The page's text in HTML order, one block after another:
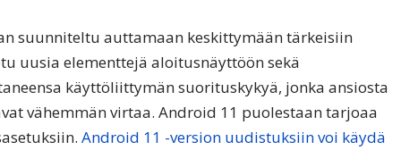
suunniteltu auttamaan keskittymään tärkeisiin
uusia elementtejä aloitusnäyttöön sekä
käyttöliittymän suorituskykyä, jonka ansiosta
vähemmän virtaa. Android 11 puolestaan tarjoaa
Android 11 -version uudistuksiin voi käydä